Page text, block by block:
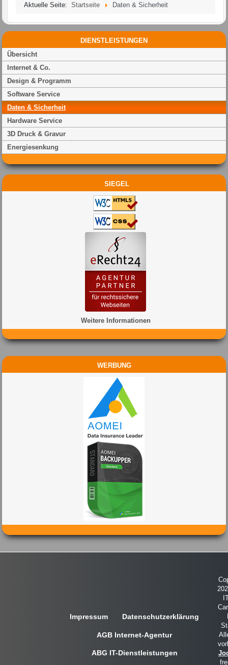
DIENSTLEISTUNGEN
Übersicht
Internet & Co.
Design & Programm
Software Service
Daten & Sicherheit
Hardware Service
3D Druck & Gravur
Energiesenkung
SIEGEL
Weitere Informationen
WERBUNG
Aktuelle Seite: Startseite Daten & Sicherheit
Impressum Datenschutzerklärung
AGB Internet-Agentur
ABG IT-Dienstleistungen